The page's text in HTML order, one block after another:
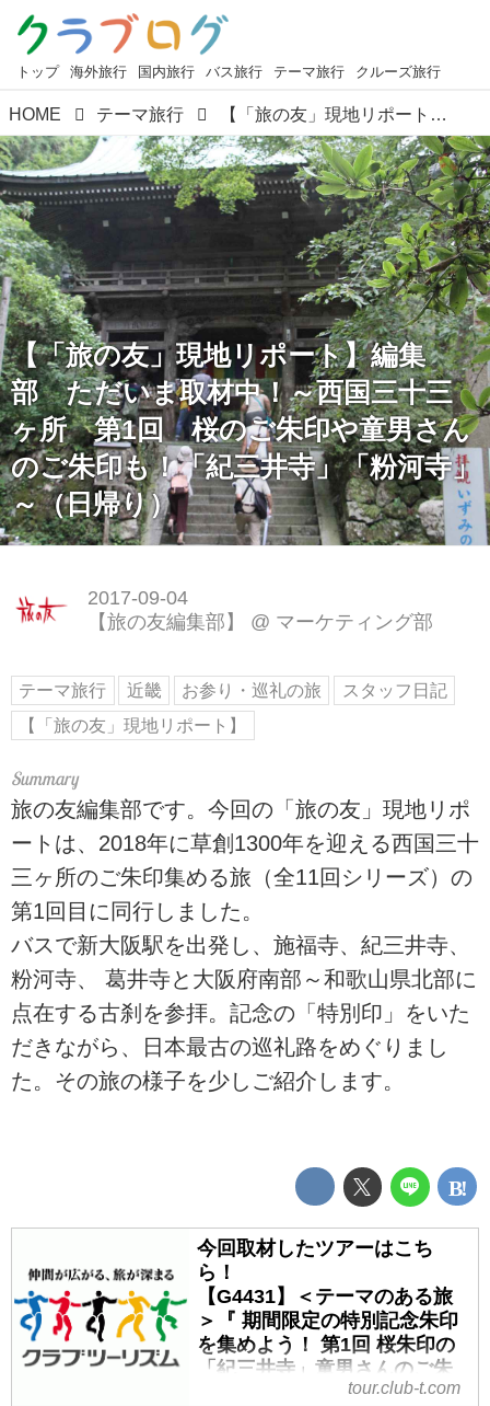
トップ 海外旅行 国内旅行 バス旅行 テーマ旅行 クルーズ旅行
HOME テーマ旅行 【「旅の友」現地リポート】編集部 ただいま取材中！～西国三十三ヶ所 第1回 桜のご朱印や童男さんのご朱印も！「紀三井寺」「粉河寺」～（日帰り）
【「旅の友」現地リポート】編集
部 ただいま取材中！～西国三十三
ヶ所 第1回 桜のご朱印や童男さん
のご朱印も！「紀三井寺」「粉河寺」
～（日帰り）
2017-09-04
【旅の友編集部】
@ マーケティング部
テーマ旅行 近畿 お参り・巡礼の旅
スタッフ日記
【「旅の友」現地リポート】
旅の友編集部です。今回の「旅の友」現地リポ
ートは、2018年に草創1300年を迎える西国三十
三ヶ所のご朱印集める旅（全11回シリーズ）の
第1回目に同行しました。
バスで新大阪駅を出発し、施福寺、紀三井寺、
粉河寺、 葛井寺と大阪府南部～和歌山県北部に
点在する古刹を参拝。記念の「特別印」をいた
だきながら、日本最古の巡礼路をめぐりまし
た。その旅の様子を少しご紹介します。
今回取材したツアーはこち
ら！
【G4431】＜テーマのある旅
＞『 期間限定の特別記念朱印
を集めよう！ 第1回 桜朱印の
「紀三井寺」童男さんのご朱
印「粉河寺」』【天王寺・新
tour.club-t.com